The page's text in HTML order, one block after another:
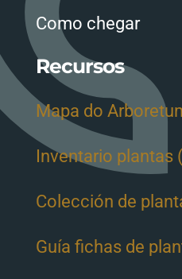
Como chegar
Recursos
Mapa do
Inventario plantas
Colección de
Guía fichas de